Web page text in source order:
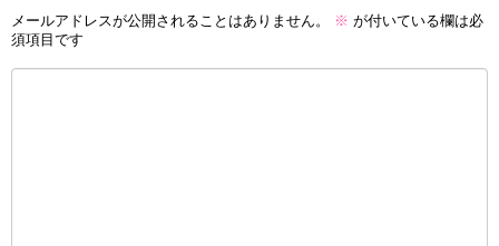
メールアドレスが公開されることはありません。 ※ が付いている欄は必
須項目です